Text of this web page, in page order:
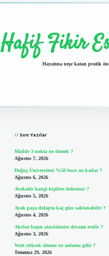
Hafif Fikir
Hayatına neşe katan pratik
Son Yazılar
Mailde 3 nokta ne demek ?
Ağustos 7, 2026
Doğuş Üniversitesi %50 burs ne kadar ?
Ağustos 6, 2026
Avokado hangi kişilere dokunur ?
Ağustos 5, 2026
Ayak paça dolapta kaç gün saklanabilir ?
Ağustos 4, 2026
Akılsız başın atasözünün devamı nedir ?
Ağustos 3, 2026
Watt yüksek olması ne anlama gelir ?
Temmuz 29, 2026